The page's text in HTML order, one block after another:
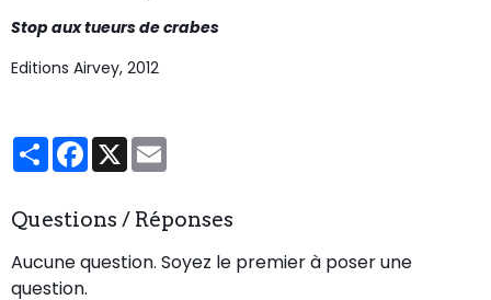
Stop aux tueurs de crabes
Editions Airvey, 2012
PartagerFacebook
X
Questions / Réponses
Aucune question. Soyez le premier à poser une
question.